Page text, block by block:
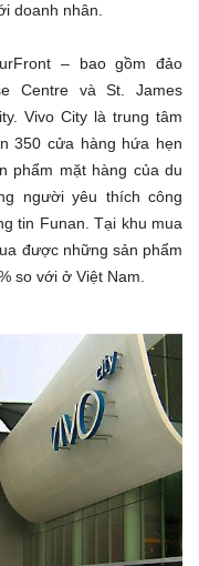
doanh nhân.
– bao gồm đảo
Centre và St. James
Vivo City là trung tâm
350 cửa hàng hứa hẹn
phẩm mặt hàng của du
người yêu thích công
tin Funan. Tại khu mua
được những sản phẩm
so với ở Việt Nam.